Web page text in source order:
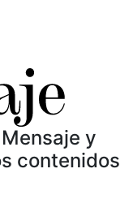
y
contenidos